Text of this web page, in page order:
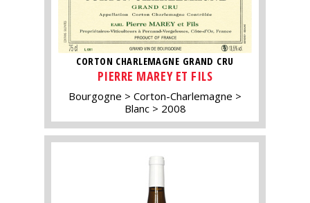
CORTON CHARLEMAGNE GRAND CRU
PIERRE MAREY ET FILS
Bourgogne
Corton-Charlemagne
Blanc
2008